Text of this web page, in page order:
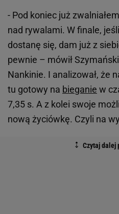
- Pod koniec już
nad rywalami. W finale,
dostanę się, dam już z
pewnie – mówił
Nankinie. I analizował, że
tu gotowy na bieganie w
7,35 s. A z kolei swoje
nową życiówkę. Czyli na